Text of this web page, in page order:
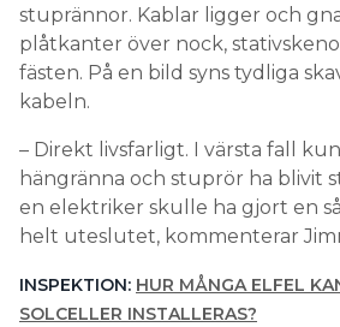
stuprännor. Kablar ligger och
plåtkanter över nock,
fästen. På en bild syns tydliga
kabeln.
– Direkt livsfarligt. I värsta fall
hängränna och stuprör ha blivit
en elektriker skulle ha gjort en
helt uteslutet, kommenterar
INSPEKTION: HUR MÅNGA ELFEL
SOLCELLER INSTALLERAS?